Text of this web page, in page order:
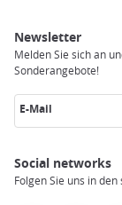
Newsletter
Melden Sie sich an
Sonderangebote!
E-Mail
Social networks
Folgen Sie uns in